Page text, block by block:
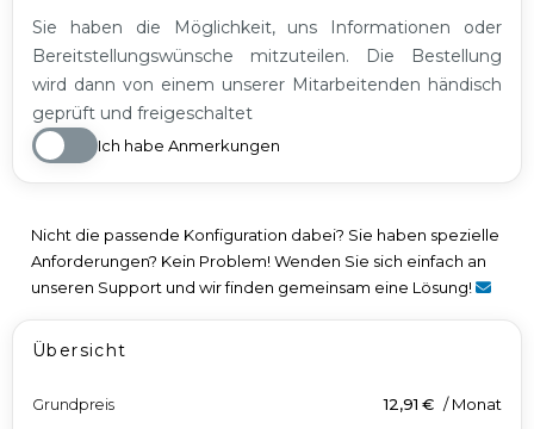
Sie haben die Möglichkeit, uns Informationen oder
Bereitstellungswünsche mitzuteilen. Die Bestellung
wird dann von einem unserer Mitarbeitenden händisch
geprüft und freigeschaltet
Ich habe Anmerkungen
Nicht die passende Konfiguration dabei? Sie haben spezielle
Anforderungen? Kein Problem! Wenden Sie sich einfach an
unseren Support und wir finden gemeinsam eine Lösung!
Übersicht
Grundpreis 12,91 € /Monat